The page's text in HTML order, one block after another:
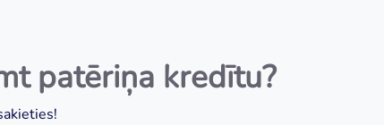
patēriņa kredītu?